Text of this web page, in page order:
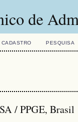
de
CADASTRO PESQUISA
/ PPGE, Brasil